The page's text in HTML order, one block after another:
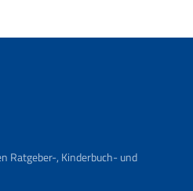
Ratgeber-, Kinderbuch- und